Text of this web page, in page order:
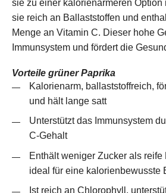
sie zu einer kalorienärmeren Option
sie reich an Ballaststoffen und
Menge an Vitamin C. Dieser hohe
Immunsystem und fördert die
Vorteile grüner Paprika
Kalorienarm, ballaststoffreich,
und hält lange satt
Unterstützt das Immunsystem
C-Gehalt
Enthält weniger Zucker als reife
ideal für eine kalorienbewusste
Ist reich an Chlorophyll,